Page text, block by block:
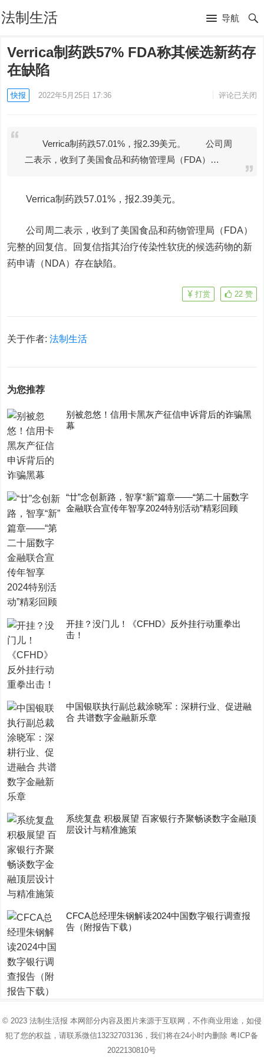
法制生活 导航
Verrica制药跌57% FDA称其候选新药存
在缺陷
快报 2022年5月25日 17:36 评论已关闭
Verrica制药跌57.01%，报2.39美元。 公司周
二表示，收到了美国食品和药物管理局（FDA）…
Verrica制药跌57.01%，报2.39美元。
公司周二表示，收到了美国食品和药物管理局（FDA）
完整的回复信。回复信指其治疗传染性软疣的候选药物的新
药申请（NDA）存在缺陷。
22 赞
打赏
关于作者:法制生活
为您推荐
别被忽悠！信用卡黑灰产征信申诉背后的诈骗黑
幕
“廿”念创新路，智享“新”篇章——“第二十届数字
金融联合宣传年智享2024特别活动”精彩回顾
开挂？没门儿！《CFHD》反外挂行动重拳出
击！
中国银联执行副总裁涂晓军：深耕行业、促进融
合 共谱数字金融新乐章
系统复盘 积极展望 百家银行齐聚畅谈数字金融顶
层设计与精准施策
CFCA总经理朱钢解读2024中国数字银行调查报
告（附报告下载）
© 2023 法制生活报 本网部分内容及图片来源于互联网，不作商业用途，如侵
犯了您的权益，请联系微信13232703136，我们将在24小时内删除粤ICP备
2022130810号